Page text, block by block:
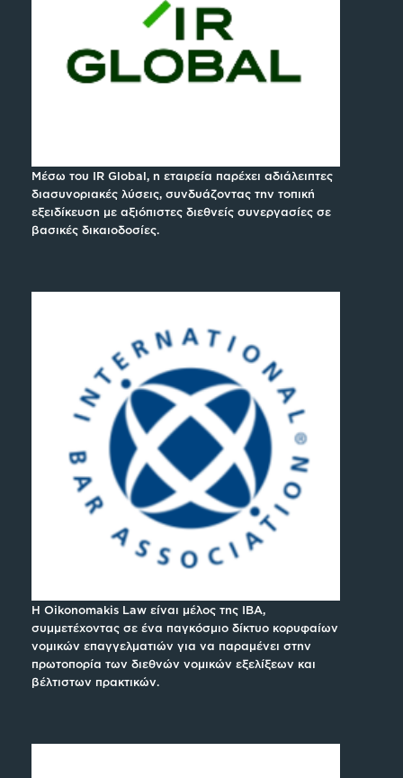
Μέσω του IR Global, η εταιρεία παρέχει αδιάλειπτες
διασυνοριακές λύσεις, συνδυάζοντας την τοπική
εξειδίκευση με αξιόπιστες διεθνείς συνεργασίες σε
βασικές δικαιοδοσίες.
H Oikonomakis Law είναι μέλος της IBA,
συμμετέχοντας σε ένα παγκόσμιο δίκτυο κορυφαίων
νομικών επαγγελματιών για να παραμένει στην
πρωτοπορία των διεθνών νομικών εξελίξεων και
βέλτιστων πρακτικών.